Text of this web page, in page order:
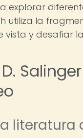
explorar
utiliza la
vista y desafiar